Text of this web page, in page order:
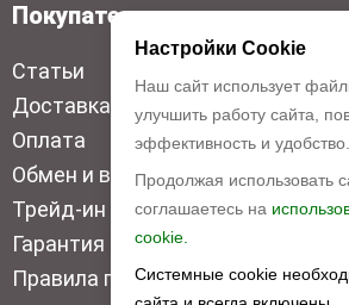
Покупателям
Статьи
Доставка
Оплата
Обмен и возврат
Трейд-ин
Гарантия низкой цены
Правила продажи
Настройки Cookie
Наш сайт использует
улучшить работу сайта,
эффективность и удобство.
Продолжая использовать
соглашаетесь на
cookie.
Системные cookie